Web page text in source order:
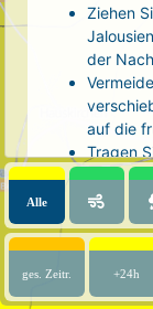
Ziehen
der
auf die
Tragen
Nehmen
und
Trinken
Wasser,
Alle
ges. Zeitr. +24h